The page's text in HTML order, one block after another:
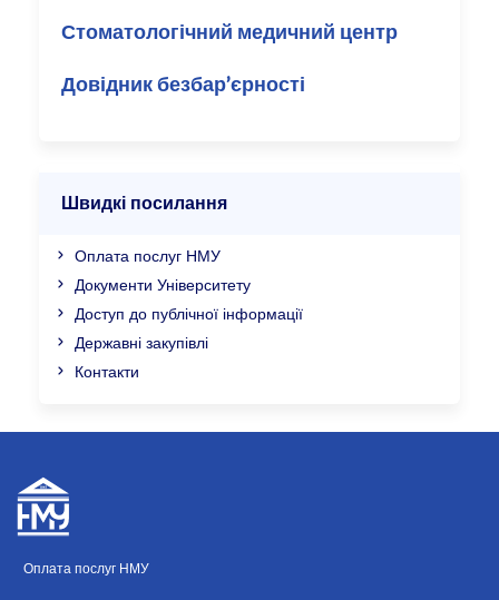
Стоматологічний медичний центр
Довідник безбар’єрності
Швидкі посилання
Оплата послуг НМУ
Документи Університету
Доступ до публічної інформації
Державні закупівлі
Контакти
Оплата послуг НМУ